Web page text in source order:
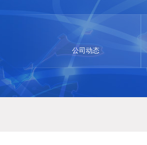
公司动态